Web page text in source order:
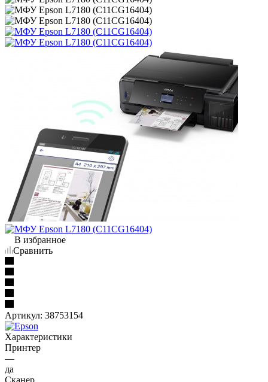
В избранное
Сравнить
Артикул: 38753154
Характеристики
Принтер
—
да
Сканер